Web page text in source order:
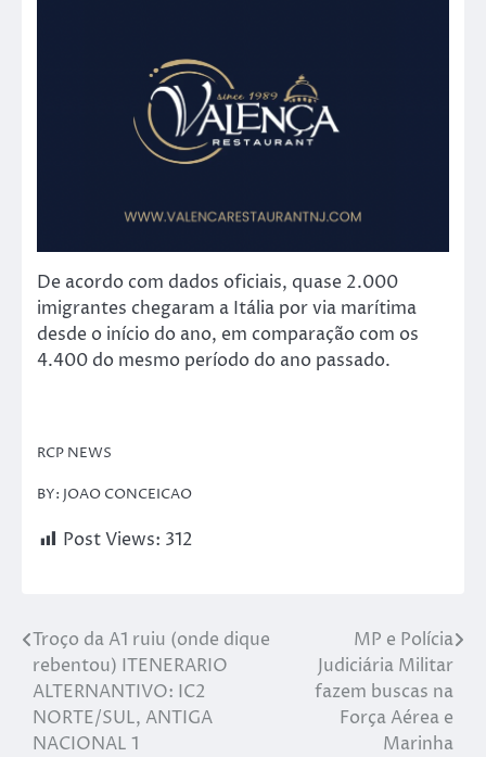
De acordo com dados oficiais, quase 2.000
imigrantes chegaram a Itália por via marítima
desde o início do ano, em comparação com os
4.400 do mesmo período do ano passado.
RCP NEWS
BY: JOAO CONCEICAO
Post Views: 312
Troço da A1 ruiu (onde dique
rebentou) ITENERARIO
ALTERNANTIVO: IC2
NORTE/SUL, ANTIGA
NACIONAL 1
MP e Polícia
Judiciária Militar
fazem buscas na
Força Aérea e
Marinha